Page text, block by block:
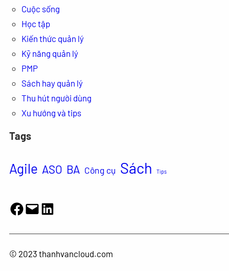
Cuộc sống
Học tập
Kiến thức quản lý
Kỹ năng quản lý
PMP
Sách hay quản lý
Thu hút người dùng
Xu hướng và tips
Tags
Agile ASO BA Công cụ Sách Tips
Facebook
MailLinkedIn
© 2023 thanhvancloud.com